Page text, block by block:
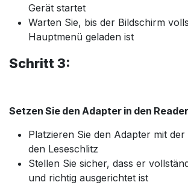
Gerät startet
Warten Sie, bis der Bildschirm
Hauptmenü geladen ist
Schritt 3:
Setzen Sie den Adapter in den
Platzieren Sie den Adapter mit der
den Leseschlitz
Stellen Sie sicher, dass er
und richtig ausgerichtet ist